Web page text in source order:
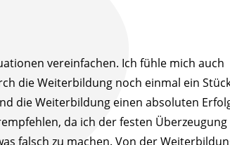
vereinfachen. Ich fühle mich auch
die Weiterbildung noch einmal ein
die Weiterbildung einen absoluten
da ich der festen Überzeugung
falsch zu machen. Von der